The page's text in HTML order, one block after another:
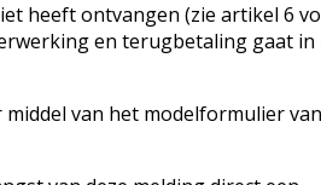
heeft ontvangen (zie artikel 6
en terugbetaling gaat in
van het modelformulier